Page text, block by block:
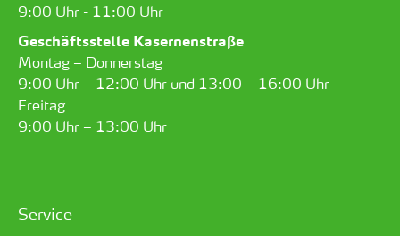
9:00 Uhr - 11:00 Uhr
Geschäftsstelle Kasernenstraße
Montag – Donnerstag
9:00 Uhr – 12:00 Uhr und 13:00 – 16:00 Uhr
Freitag
9:00 Uhr – 13:00 Uhr
Service